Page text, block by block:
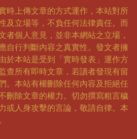
時上傳文章的方式運作，本站對所
及立場等，不負任何法律責任。而
者個人意見，並非本網站之立場，
自行判斷內容之真實性。發文者擁
於本站是受到「實時發表」運作方
查所有即時文章，若讀者發現有留
。本站有權刪除任何內容及拒絕任
刪除文章的權力。切勿撰寫粗言穢
或人身攻擊的言論，敬請自律。本